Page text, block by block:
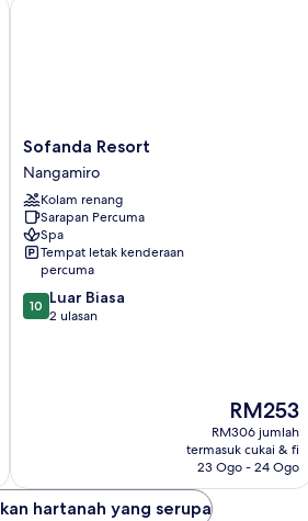
Sofanda
Resort
Nangamiro
Sofanda Resort
Nangamiro
Kolam renang
Sarapan Percuma
Spa
Tempat letak kenderaan
percuma
10.0
daripada
10 Luar Biasa
2 ulasan
Harga
ialah
RM253
RM253
RM306 jumlah
termasuk cukai & fi
23 Ogo - 24 Ogo
hartanah yang serupa